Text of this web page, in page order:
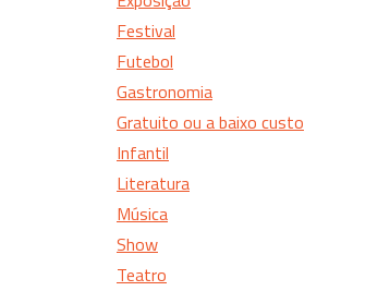
Festival
Futebol
Gastronomia
Gratuito ou a baixo custo
Infantil
Literatura
Música
Show
Teatro